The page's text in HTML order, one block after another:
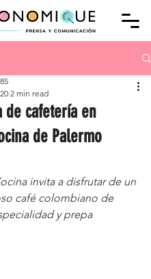
de cafetería en
de Palermo
2 min read
invita a disfrutar de un
café colombiano de
y prepa